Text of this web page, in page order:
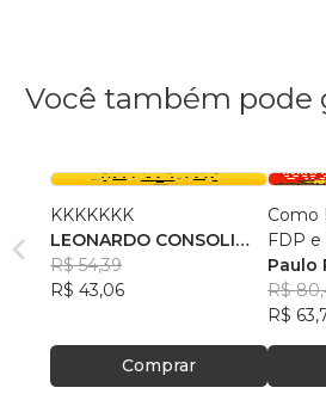
Você também pode
KKKKKKK
LEONARDO CONSOLI
JÚNIOR
R$ 54,39
R$ 43,06
Comprar
Como
FDP e
Deles
Paulo
R$
R$